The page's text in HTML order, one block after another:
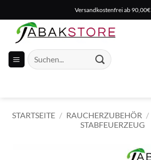
Inhalt
springen
Versandkostenfrei ab 90,00€
Suche
nach:
STARTSEITE / RAUCHERZUBEHÖR /
STABFEUERZEUG